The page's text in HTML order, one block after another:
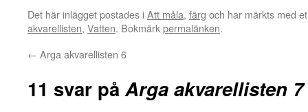
Det här inlägget postades iAtt måla, färg och har märkts med
akvarellisten, Vatten. Bokmärkpermalänken.
← Arga akvarellisten 6
11 svar påArga akvarellisten 7